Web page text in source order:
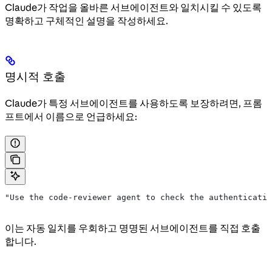
Claude가 작업을 올바른 서브에이전트와 일치시킬 수 있도록
명확하고 구체적인 설명을 작성하세요.
명시적 호출
Claude가 특정 서브에이전트를 사용하도록 보장하려면, 프롬
프트에서 이름으로 언급하세요:
"Use the code-reviewer agent to check the
이는 자동 일치를 우회하고 명명된 서브에이전트를 직접 호출
합니다.